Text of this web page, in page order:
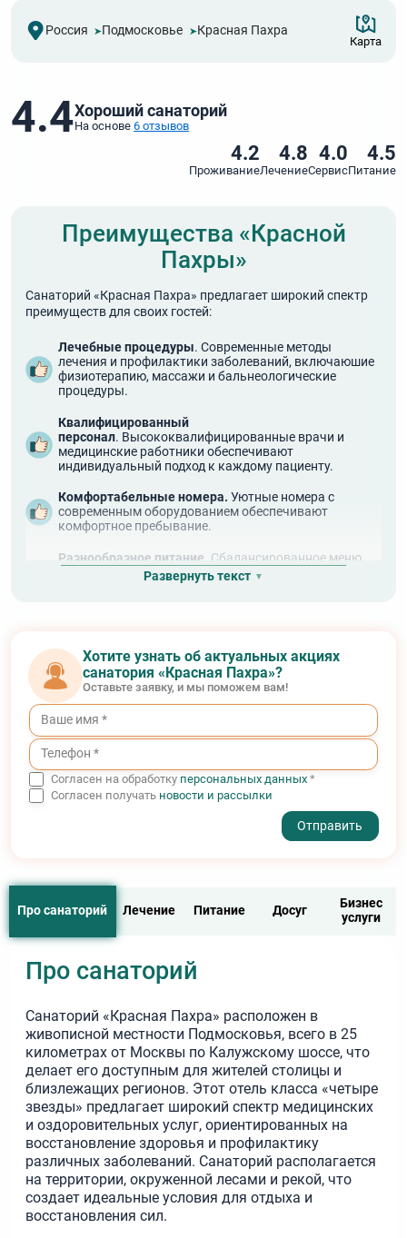
Россия Подмосковье Красная Пахра
Карта
4.4Хороший санаторий
На основе6 отзывов
4.2
Проживание
4.8
Лечение
4.0
Сервис
4.5
Питание
Преимущества «Красной
Пахры»
Санаторий «Красная Пахра» предлагает широкий спектр
преимуществ для своих гостей:
Лечебные процедуры. Современные методы
лечения и профилактики заболеваний, включаюшие
физиотерапию, массажи и бальнеологические
процедуры.
Квалифицированный
персонал. Высококвалифицированные врачи и
медицинские работники обеспечивают
индивидуальный подход к каждому пациенту.
Комфортабельные номера. Уютные номера с
современным оборудованием обеспечивают
комфортное пребывание.
Разнообразное питание. Сбалансированное меню
разработано диетологами с учетом индивидуальных
потребностей гостей.
способствует оздоровлению и расслаблению.
Развлекательные мероприятия.Культурные
события, мастер-классы и экскурсии позволяют
разнообразить досуг.
Спортивные активности. Возможность заниматься
спортом на свежем воздухе, включая прогулки, йогу
и фитнес.
Курсы по восстановлению здоровья.
реабилитации после болезней и восстановлению сил.
Условия для отдыха с детьми,
Транспортная доступность. Удобное расположение и
легкий доступ к санаторию из Москвы.
Развернуть текст
Хотите узнать об актуальных акциях
санатория «Красная Пахра»?
Оставьте заявку, и мы поможем вам!
Согласен на обработку персональных данных*
Согласен получать новости и рассылки
Про санаторий Лечение Питание Досуг
Бизнес
услуги
Про санаторий
Санаторий «Красная Пахра» расположен в
живописной местности Подмосковья, всего в 25
километрах от Москвы по Калужскому шоссе, что
делает его доступным для жителей столицы и
близлежащих регионов. Этот отель класса «четыре
звезды» предлагает широкий спектр медицинских
и оздоровительных услуг, ориентированных на
восстановление здоровья и профилактику
различных заболеваний. Санаторий располагается
на территории, окруженной лесами и рекой, что
создает идеальные условия для отдыха и
восстановления сил.